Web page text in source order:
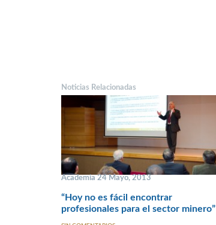
Noticias Relacionadas
Academia 24 Mayo, 2013
“Hoy no es fácil encontrar
profesionales para el sector minero”